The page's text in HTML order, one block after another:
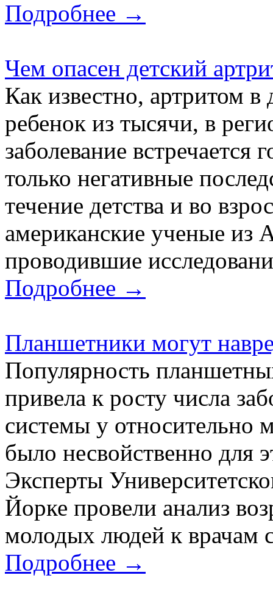
Подробнее →
Чем опасен детский
Как известно, артритом в
ребенок из тысячи, в
заболевание
только негативные
течение детства и во
американские ученые из
проводившие
Подробнее →
Планшетники могут
Популярность
привела к росту числа
системы у относительно
было несвойственно для
Эксперты
Йорке провели анализ
молодых людей к врачам
Подробнее →